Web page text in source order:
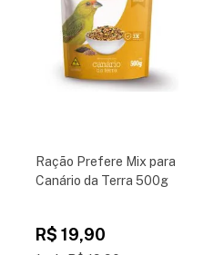
Ração Prefere Mix para
Canário da Terra 500g
R$ 19,90